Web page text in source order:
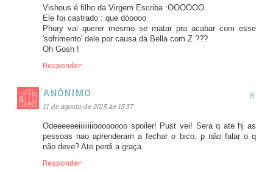
Vishous é filho da Virgem Escriba :OOOOOO
Ele foi castrado : que dóoooo
Phury vai querer mesmo se matar pra acabar com esse
'sofrimento' dele por causa da Bella com Z ???
Oh Gosh !
Responder
ANÔNIMO
11 de agosto de 2015 às 15:37
Odeeeeeeiiiiiiiioooooooo spoiler! Pust vei! Sera q ate hj as
pessoas nao aprenderam a fechar o bico, p não falar o q
não deve? Ate perdi a graça.
Responder